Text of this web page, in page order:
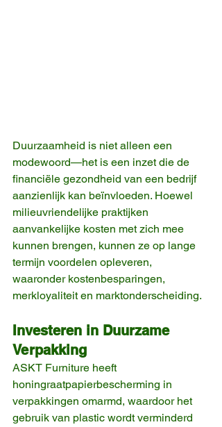
Duurzaamheid is niet alleen een
modewoord—het is een inzet die de
financiële gezondheid van een bedrijf
aanzienlijk kan beïnvloeden. Hoewel
milieuvriendelijke praktijken
aanvankelijke kosten met zich mee
kunnen brengen, kunnen ze op lange
termijn voordelen opleveren,
waaronder kostenbesparingen,
merkloyaliteit en marktonderscheiding.
Investeren in Duurzame
Verpakking
ASKT Furniture heeft
honingraatpapierbescherming in
verpakkingen omarmd, waardoor het
gebruik van plastic wordt verminderd